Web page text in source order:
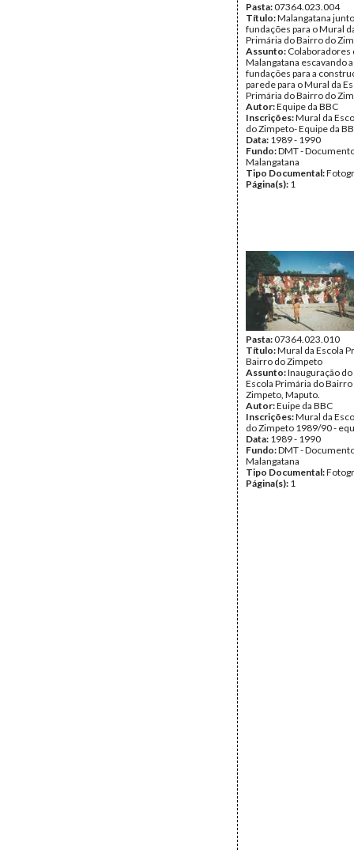
Pasta:07364.023.004
Título:Malangatana
fundações para o Mural
Primária do Bairro do
Assunto: Colaboradores
Malangatana escavando
fundações para a
parede para o Mural da
Primária do Bairro do
Autor:Equipe da BBC
Inscrições:Mural da
do Zimpeto- Equipe da
Data: 1989 - 1990
Fundo:DMT -
Malangatana
Tipo Documental:
Página(s): 1
Pasta:07364.023.010
Título:Mural da Escola
Bairro do Zimpeto
Assunto:Inauguração
Escola Primária do Bairro
Zimpeto, Maputo.
Autor:Euipe da BBC
Inscrições:Mural da
do Zimpeto 1989/90 -
Data: 1989 - 1990
Fundo:DMT -
Malangatana
Tipo Documental:
Página(s): 1